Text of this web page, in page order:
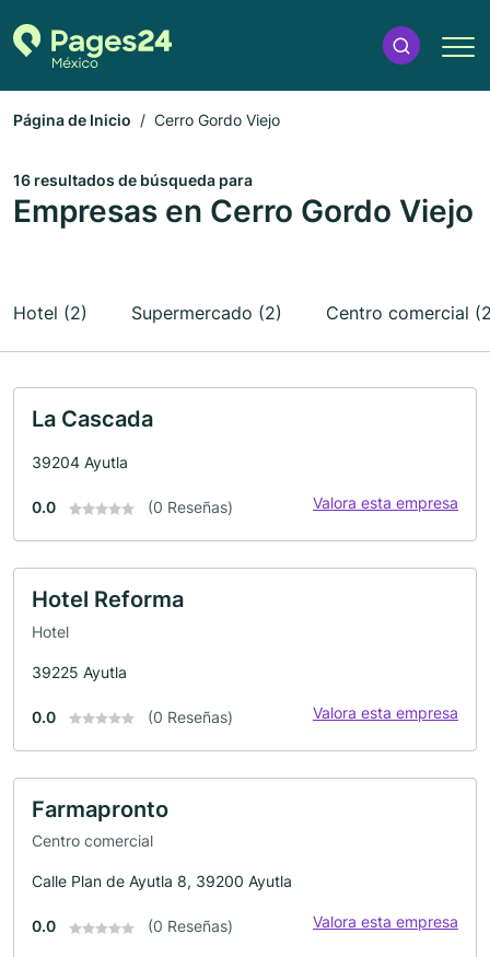
Página de Inicio Cerro Gordo Viejo
16 resultados de búsqueda para
Empresas en Cerro Gordo Viejo
Hotel (2) Supermercado (2) Centro comercial
La Cascada
39204 Ayutla
0.0 (0 Reseñas) Valora esta empresa
Hotel Reforma
Hotel
39225 Ayutla
0.0 (0 Reseñas) Valora esta empresa
Farmapronto
Centro comercial
Calle Plan de Ayutla 8, 39200 Ayutla
0.0 (0 Reseñas) Valora esta empresa